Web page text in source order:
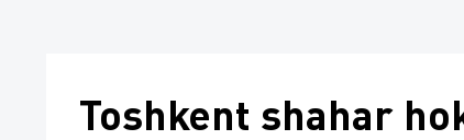
Toshkent shahar